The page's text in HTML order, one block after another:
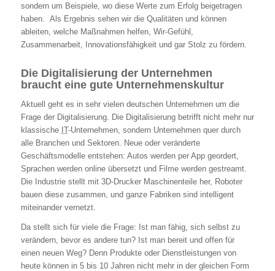
sondern um Beispiele, wo diese Werte zum Erfolg beigetragen
haben. Als Ergebnis sehen wir die Qualitäten und können
ableiten, welche Maßnahmen helfen, Wir-Gefühl,
Zusammenarbeit, Innovationsfähigkeit und gar Stolz zu fördern.
Die Digitalisierung der Unternehmen
braucht eine gute Unternehmenskultur
Aktuell geht es in sehr vielen deutschen Unternehmen um die
Frage der Digitalisierung. Die Digitalisierung betrifft nicht mehr nur
klassische IT-Unternehmen, sondern Unternehmen quer durch
alle Branchen und Sektoren. Neue oder veränderte
Geschäftsmodelle entstehen: Autos werden per App geordert,
Sprachen werden online übersetzt und Filme werden gestreamt.
Die Industrie stellt mit 3D-Drucker Maschinenteile her, Roboter
bauen diese zusammen, und ganze Fabriken sind intelligent
miteinander vernetzt.
Da stellt sich für viele die Frage: Ist man fähig, sich selbst zu
verändern, bevor es andere tun? Ist man bereit und offen für
einen neuen Weg? Denn Produkte oder Dienstleistungen von
heute können in 5 bis 10 Jahren nicht mehr in der gleichen Form